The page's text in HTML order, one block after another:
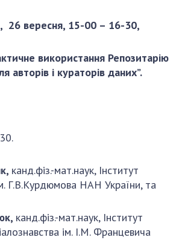
26 вересня, 15-00 – 16-30,
використання Репозитарію
авторів і кураторів даних”.
канд.фіз.-мат.наук, Інститут
Г.В.Курдюмова НАН України, та
канд.фіз.-мат.наук, Інститут
ім. І.М. Францевича